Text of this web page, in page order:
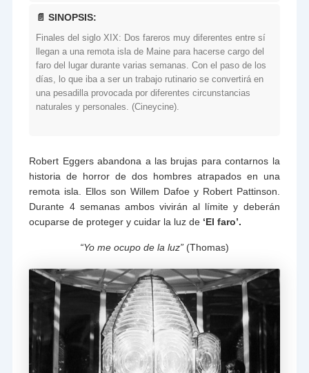
📄 SINOPSIS:
Finales del siglo XIX: Dos fareros muy diferentes entre sí
llegan a una remota isla de Maine para hacerse cargo del
faro del lugar durante varias semanas. Con el paso de los
días, lo que iba a ser un trabajo rutinario se convertirá en
una pesadilla provocada por diferentes circunstancias
naturales y personales. (Cineycine).
Robert Eggers abandona a las brujas para contarnos la
historia de horror de dos hombres atrapados en una
remota isla. Ellos son Willem Dafoe y Robert Pattinson.
Durante 4 semanas ambos vivirán al límite y deberán
ocuparse de proteger y cuidar la luz de ‘El faro’.
“Yo me ocupo de la luz” (Thomas)